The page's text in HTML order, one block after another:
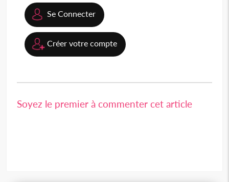
Se Connecter
Créer votre compte
Soyez le premier à commenter cet article